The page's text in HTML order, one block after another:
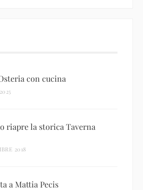
con cucina
riapre la storica Taverna
2018
a Mattia Pecis